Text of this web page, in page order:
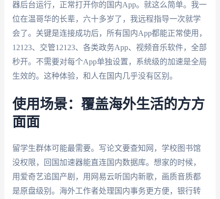
器后台运行，正常打开你的国内App。就这么简单。我一
位在温哥华的长辈，六十多岁了，我远程指导一次就学
会了。关键是连接成功后，所有国内App都能正常使用，
12123、交管12123、各类政务App、视频音乐软件，全部
秒开。不需要对每个App单独设置，系统级的加速是全局
生效的。这种体验，和人在国内几乎没有区别。
使用场景：覆盖海外生活的方方
面面
留学生群体可能最需要。写论文要查知网，学校图书馆
没权限，回国加速器能直连国内数据库。想家的时候，
用爱奇艺追国产剧，用网易云听国内新歌，画质音质都
是原盘级别。海外工作者处理国内事务更方便，银行转